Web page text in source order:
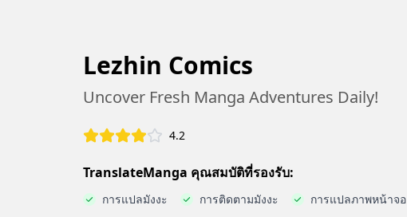
Lezhin Comics
Uncover Fresh Manga Adventures Daily!
4.2
TranslateManga คุณสมบัติที่รองรับ:
การแปลมังงะ การติดตามมังงะ การแปลภาพหน้าจอ